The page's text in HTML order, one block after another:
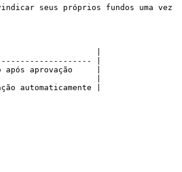
seus próprios fundos uma vez
|
|
aprovação     |
|
automaticamente |